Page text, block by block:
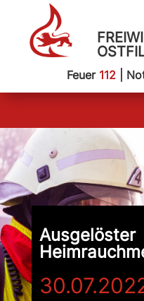
Feuer 112|
Ausgelöster